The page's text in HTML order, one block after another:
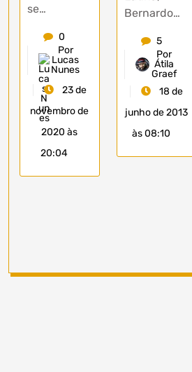
se…
0
Por
Lucas
Nunes
23 de
novembro de
2020 às
20:04
Bernardo…
5
Por
Átila
Graef
18 de
junho de 2013
às 08:10